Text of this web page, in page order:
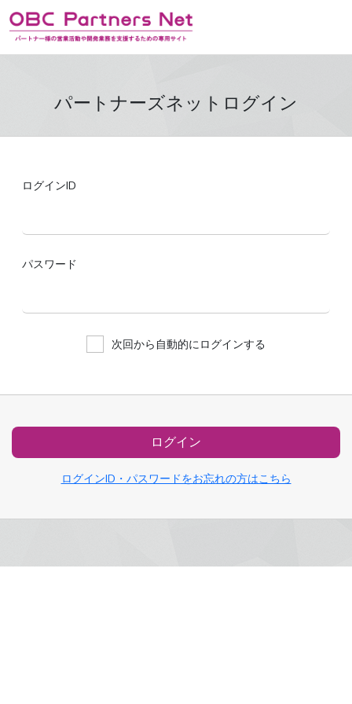
パートナーズネットログイン
ログインID
パスワード
次回から自動的にログインする
ログイン
ログインID・パスワードをお忘れの方はこちら